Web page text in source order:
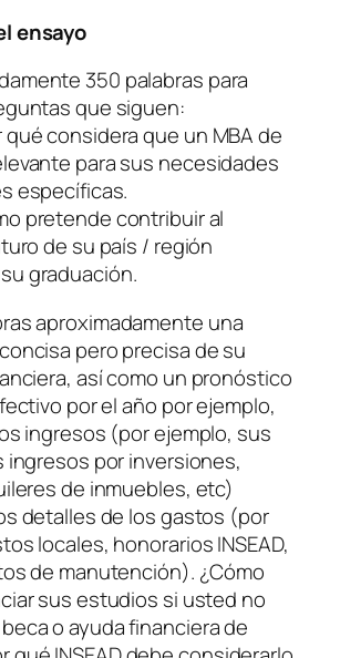
ensayo
350 palabras para
que siguen:
qué considera que un MBA de
para sus necesidades
específicas.
pretende contribuir al
de su país / región
graduación.
aproximadamente una
pero precisa de su
así como un pronóstico
por el año por ejemplo,
ingresos (por ejemplo, sus
ingresos por inversiones,
de inmuebles, etc)
detalles de los gastos (por
locales, honorarios INSEAD,
de manutención). ¿Cómo
sus estudios si usted no
o ayuda financiera de